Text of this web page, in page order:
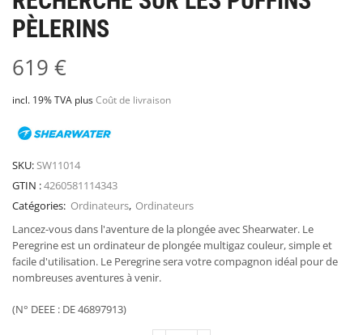
PÈLERINS
619 €
incl. 19% TVA plusCoût de livraison
SKU:SW11014
GTIN :4260581114343
Catégories: Ordinateurs, Ordinateurs
Lancez-vous dans l'aventure de la plongée avec Shearwater. Le
Peregrine est un ordinateur de plongée multigaz couleur, simple et
facile d'utilisation. Le Peregrine sera votre compagnon idéal pour de
nombreuses aventures à venir.
(N° DEEE : DE 46897913)